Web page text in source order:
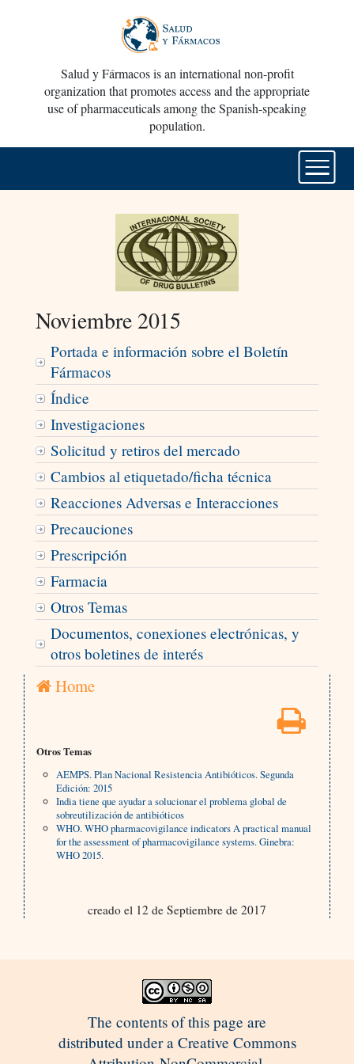
Salud y Fármacos is an international non-profit
organization that promotes access and the appropriate
use of pharmaceuticals among the Spanish-speaking
population.
Noviembre 2015
Portada e información sobre el Boletín
Fármacos
Índice
Investigaciones
Solicitud y retiros del mercado
Cambios al etiquetado/ficha técnica
Reacciones Adversas e Interacciones
Precauciones
Prescripción
Farmacia
Otros Temas
Documentos, conexiones electrónicas, y
otros boletines de interés
Home
Otros Temas
AEMPS. Plan Nacional Resistencia Antibióticos. Segunda
Edición: 2015
India tiene que ayudar a solucionar el problema global de
sobreutilización de antibióticos
WHO. WHO pharmacovigilance indicators A practical manual
for the assessment of pharmacovigilance systems. Ginebra:
WHO 2015.
creado el 12 de Septiembre de 2017
The contents of this page are
distributed under a Creative Commons